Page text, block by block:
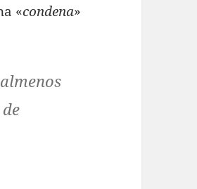
«condena»